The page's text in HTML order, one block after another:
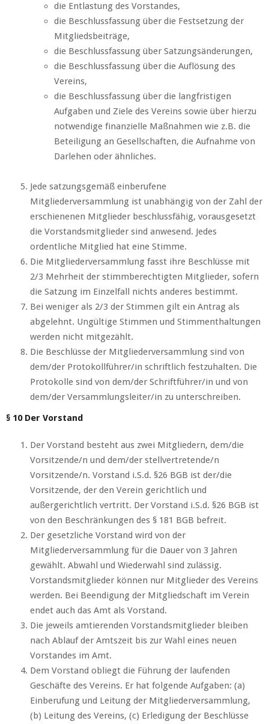
die Entlastung des Vorstandes,
die Beschlussfassung über die Festsetzung der
Mitgliedsbeiträge,
die Beschlussfassung über Satzungsänderungen,
die Beschlussfassung über die Auflösung des
Vereins,
die Beschlussfassung über die langfristigen
Aufgaben und Ziele des Vereins sowie über hierzu
notwendige finanzielle Maßnahmen wie z.B. die
Beteiligung an Gesellschaften, die Aufnahme von
Darlehen oder ähnliches.
Jede satzungsgemäß einberufene
Mitgliederversammlung ist unabhängig von der Zahl der
erschienenen Mitglieder beschlussfähig, vorausgesetzt
die Vorstandsmitglieder sind anwesend. Jedes
ordentliche Mitglied hat eine Stimme.
Die Mitgliederversammlung fasst ihre Beschlüsse mit
2/3 Mehrheit der stimmberechtigten Mitglieder, sofern
die Satzung im Einzelfall nichts anderes bestimmt.
Bei weniger als 2/3 der Stimmen gilt ein Antrag als
abgelehnt. Ungültige Stimmen und Stimmenthaltungen
werden nicht mitgezählt.
Die Beschlüsse der Mitgliederversammlung sind von
dem/der Protokollführer/in schriftlich festzuhalten. Die
Protokolle sind von dem/der Schriftführer/in und von
dem/der Versammlungsleiter/in zu unterschreiben.
§ 10 Der Vorstand
Der Vorstand besteht aus zwei Mitgliedern, dem/die
Vorsitzende/n und dem/der stellvertretende/n
Vorsitzende/n. Vorstand i.S.d. §26 BGB ist der/die
Vorsitzende, der den Verein gerichtlich und
außergerichtlich vertritt. Der Vorstand i.S.d. §26 BGB ist
von den Beschränkungen des § 181 BGB befreit.
Der gesetzliche Vorstand wird von der
Mitgliederversammlung für die Dauer von 3 Jahren
gewählt. Abwahl und Wiederwahl sind zulässig.
Vorstandsmitglieder können nur Mitglieder des Vereins
werden. Bei Beendigung der Mitgliedschaft im Verein
endet auch das Amt als Vorstand.
Die jeweils amtierenden Vorstandsmitglieder bleiben
nach Ablauf der Amtszeit bis zur Wahl eines neuen
Vorstandes im Amt.
Dem Vorstand obliegt die Führung der laufenden
Geschäfte des Vereins. Er hat folgende Aufgaben: (a)
Einberufung und Leitung der Mitgliederversammlung,
(b) Leitung des Vereins, (c) Erledigung der Beschlüsse